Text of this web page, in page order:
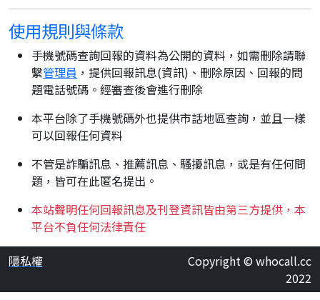
使用規則與條款
手機號碼查詢回報的資料為公開的資料，如需刪除請聯
繫管理員 ，提供回報訊息(資訊)、刪除原因、回報的問
題電話號碼。經審查後會進行刪除
本平台除了手機號碼外也提供市話地區查詢，並且一樣
可以回報任何資料
不管是詐騙訊息、推薦訊息、騷擾訊息，或是有任何問
題，皆可在此匿名提出。
本站聲明任何回報訊息及刊登資訊皆由第三方提供，本
平台不負任何法律責任
隱私權
Copyright © whocall.cc
2022